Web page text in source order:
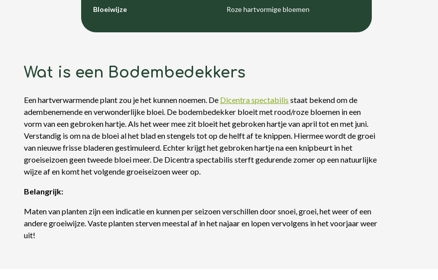
Bloeiwijze Roze hartvormige bloemen
Wat is een Bodembedekkers
Een hartverwarmende plant zou je het kunnen noemen. De Dicentra spectabilis staat bekend om de
adembenemende en verwonderlijke bloei. De bodembedekker bloeit met rood/roze bloemen in een
vorm van een gebroken hartje. Als het weer mee zit bloeit het gebroken hartje van april tot en met juni.
Verstandig is om na de bloei al het blad en stengels tot op de helft af te knippen. Hiermee wordt de groei
van nieuwe frisse bladeren gestimuleerd. Echter krijgt het gebroken hartje na een knipbeurt in het
groeiseizoen geen tweede bloei meer. De Dicentra spectabilis sterft gedurende zomer op een natuurlijke
wijze af en komt het volgende groeiseizoen weer op.
Belangrijk:
Maten van planten zijn een indicatie en kunnen per seizoen verschillen door snoei, groei, het weer of een
andere groeiwijze. Vaste planten sterven meestal af in het najaar en lopen vervolgens in het voorjaar weer
uit!